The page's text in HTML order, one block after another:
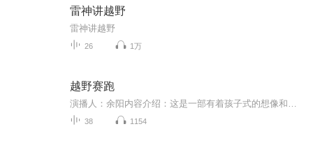
雷神讲越野
雷神讲越野
26 1万
越野赛跑
38 1154